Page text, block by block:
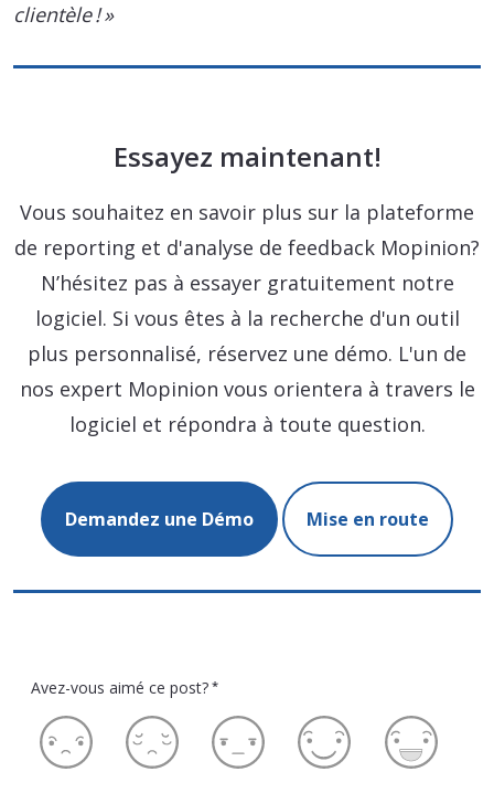
clientèle ! »
Essayez maintenant!
Vous souhaitez en savoir plus sur la plateforme
de reporting et d'analyse de feedback Mopinion?
N’hésitez pas à essayer gratuitement notre
logiciel. Si vous êtes à la recherche d'un outil
plus personnalisé, réservez une démo. L'un de
nos expert Mopinion vous orientera à travers le
logiciel et répondra à toute question.
Demandez une Démo Mise en route
Avez-vous aimé ce post? *